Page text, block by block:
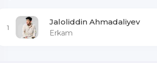
1
Jaloliddin Ahmadaliyev
Erkam